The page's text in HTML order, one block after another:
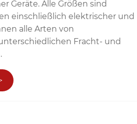
Geräte. Alle Größen sind
einschließlich elektrischer und
alle Arten von
Fracht- und